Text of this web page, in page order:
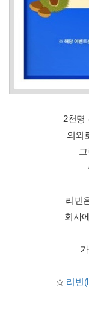
2천명
의외
리빈
회사
☆ 리빈